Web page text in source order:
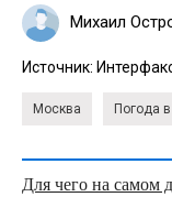
Михаил
Источник:
Москва Погода
Для чего на самом